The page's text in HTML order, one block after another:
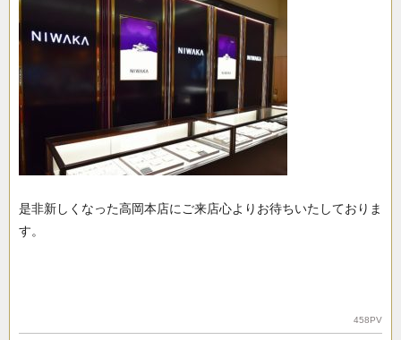
是非新しくなった高岡本店にご来店心よりお待ちいたしておりま
す。
458PV